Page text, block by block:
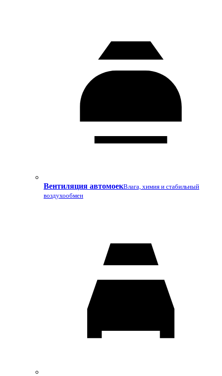
Вентиляция автомоекВлага, химия и стабильный
воздухообмен